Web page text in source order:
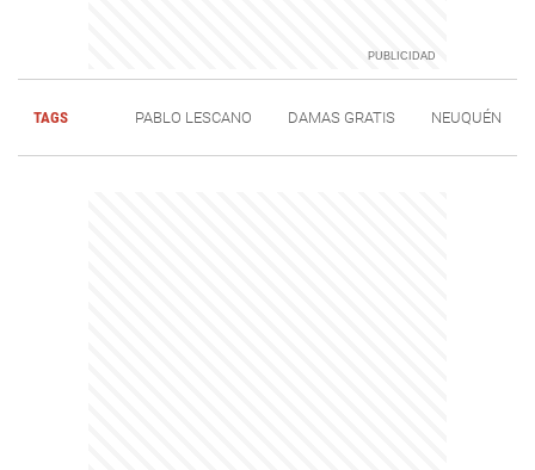
TAGS PABLO LESCANO DAMAS GRATIS NEUQUÉN